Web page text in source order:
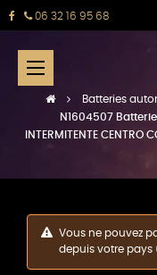
06 32 16 95 68
Basculer
la
navigation
☰
Batteries
N1604507
INTERMITENTE
Vous ne pouvez
depuis votre pays